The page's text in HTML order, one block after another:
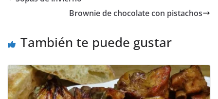
Brownie de chocolate con pistachos
También te puede gustar